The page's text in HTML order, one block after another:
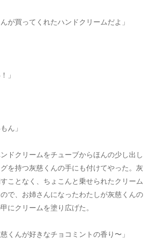
が買ってくれたハンドクリームだよ」
」
ん」
ドクリームをチューブからほんの少し出し
を持つ灰慈くんの手にも付けてやった。灰
ことなく、ちょこんと乗せられたクリーム
で、お姉さんになったわたしが灰慈くんの
にクリームを塗り広げた。
くんが好きなチョコミントの香り〜」